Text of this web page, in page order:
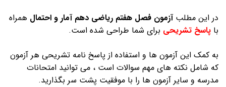
در این مطلبآزمون فصل هفتم ریاضی دهم آمار و احتمال همراه
با پاسخ تشریحی برای شما طراحی شده است.
به کمک این آزمون ها و استفاده از پاسخ نامه تشریحی هر آزمون
که شامل نکته های مهم سوالات است ، می توانید امتحانات
مدرسه و سایر آزمون ها را با موفقیت پشت سر بگذارید.